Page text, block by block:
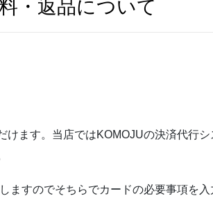
・返品について
ます。当店ではKOMOJUの決済代行
ますのでそちらでカードの必要事項を入